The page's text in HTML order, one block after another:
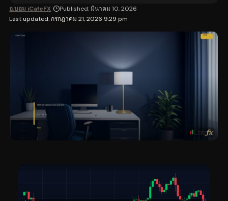
Last updated: กรกฎาคม 21, 2026 9:29 pm
อ.บอม iCafeFX Published: มีนาคม 10, 2026